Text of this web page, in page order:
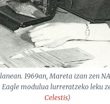
1969an, Mareta izan zen
modulua lurreratzeko leku
Celestis)